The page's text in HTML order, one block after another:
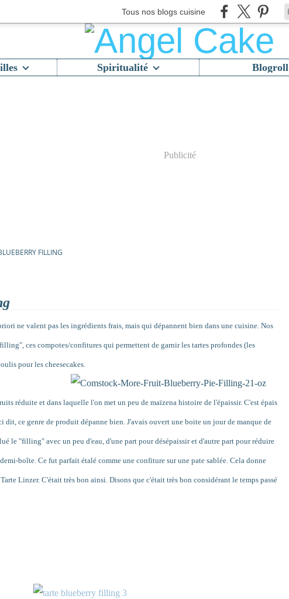
Tous nos blogs cuisine
Spiritualité Blogroll
Publicité
FILLING
ne valent pas les ingrédients frais, mais qui dépannent bien dans une cuisine. Nos
ces compotes/confitures qui permettent de garnir les tartes profondes (les
pour les cheesecakes.
réduite et dans laquelle l'on met un peu de maïzena histoire de l'épaissir. C'est épais
dit, ce genre de produit dépanne bien. J'avais ouvert une boite un jour de manque de
le "filling" avec un peu d'eau, d'une part pour désépaissir et d'autre part pour réduire
boîte. Ce fut parfait étalé comme une confiture sur une pate sablée. Cela donne
Linzer. C'était très bon ainsi. Disons que c'était très bon considérant le temps passé